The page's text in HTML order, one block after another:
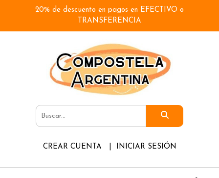
20% de descuento en pagos en EFECTIVO o
TRANSFERENCIA
CREAR CUENTA INICIAR SESIÓN